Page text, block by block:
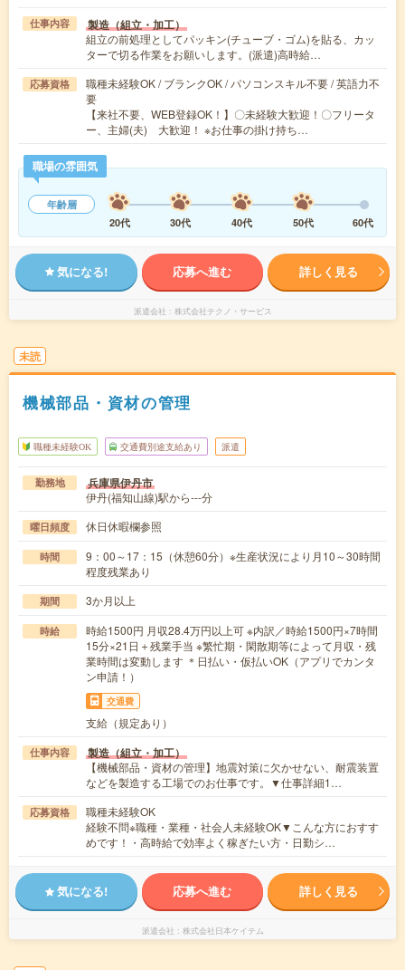
仕事内容 製造（組立・加工）
組立の前処理としてパッキン(チューブ・ゴム)を貼る、カッ
ターで切る作業をお願いします。(派遣)高時給…
応募資格
職種未経験OK / ブランクOK / パソコンスキル不要 / 英語力不
要
【来社不要、WEB登録OK！】〇未経験大歓迎！〇フリータ
ー、主婦(夫) 大歓迎！ ※お仕事の掛け持ち…
職場の雰囲気
年齢層
20代
30代 40代 50代 60代
気になる! 応募へ進む 詳しく見る
派遣会社 株式会社テクノ・サービス
未読
機械部品・資材の管理
職種未経験OK 交通費別途支給あり 派遣
勤務地 兵庫県伊丹市
伊丹(福知山線)駅から---分
曜日頻度 休日休暇欄参照
時間
9：00～17：15（休憩60分）※生産状況により月10～30時間
程度残業あり
期間 3か月以上
時給
時給1500円 月収28.4万円以上可 ※内訳／時給1500円×7時間
15分×21日＋残業手当 ※繁忙期・閑散期等によって月収・残
業時間は変動します ＊日払い・仮払いOK（アプリでカンタ
ン申請！）
交通費
支給（規定あり）
仕事内容 製造（組立・加工）
【機械部品・資材の管理】地震対策に欠かせない、耐震装置
などを製造する工場でのお仕事です。▼仕事詳細1…
応募資格
職種未経験OK
経験不問※職種・業種・社会人未経験OK▼こんな方におすす
めです！・高時給で効率よく稼ぎたい方・日勤シ…
気になる! 応募へ進む 詳しく見る
派遣会社 株式会社日本ケイテム